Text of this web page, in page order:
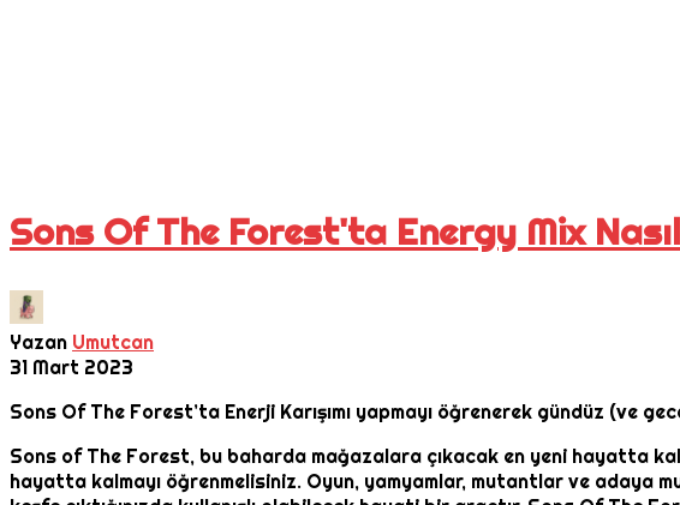
Sons Of The Forest'ta Energy Mix
Yazan Umutcan
31 Mart 2023
Sons Of The Forest’ta Enerji Karışımı yapmayı öğrenerek gündüz (ve
Sons of The Forest, bu baharda mağazalara çıkacak en yeni hayatta
hayatta kalmayı öğrenmelisiniz. Oyun, yamyamlar, mutantlar ve adaya